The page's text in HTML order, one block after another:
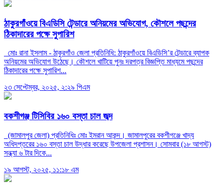
ঠাকুরগাঁওয়ে বিএডিসি টেন্ডারে অনিয়মের অভিযোগ, কৌশলে পছন্দের
ঠিকাদারের পক্ষে সুপারিশ
মোঃ রানা ইসলাম - ঠাকুরগাঁও জেলা প্রতিনিধি: ঠাকুরগাঁওয়ে বিএডিসি’র টেন্ডারে ব্যাপক
অনিয়মের অভিযোগ উঠেছে। কৌশলে খাটিয়ে পুনঃ দরপত্র বিজ্ঞপ্তি মাধ্যমে পছন্দের
ঠিকাদারের পক্ষে সুপারিশ...
২৩ সেপ্টেম্বর, ২০২৫, ২:২৯ পিএম
বকশীগঞ্জ টিসিবির ১৬০ বস্তা চাল জব্দ
(জামালপুর জেলা) প্রতিনিধিঃ মোঃ ইমরান আকন্দ। জামালপুরের বকশীগঞ্জে খাদ্য
অধিদপ্তরের ১৬০ বস্তা চাল উদ্ধার করেছে উপজেলা প্রশাসন। সোমবার (১৮ আগস্ট)
সন্ধ্যা ৬ টার দিকে...
১৯ আগস্ট, ২০২৫, ১১:১৮ এম